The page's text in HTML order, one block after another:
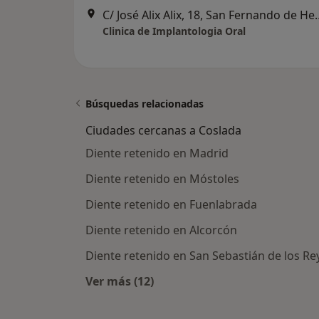
C/ José Alix
Clinica de Implantologia Oral
Búsquedas relacionadas
Ciudades cercanas a Coslada
Diente retenido en Madrid
Diente retenido en Móstoles
Diente retenido en Fuenlabrada
Diente retenido en Alcorcón
Diente retenido en San Sebastián de los
Ver más (12)